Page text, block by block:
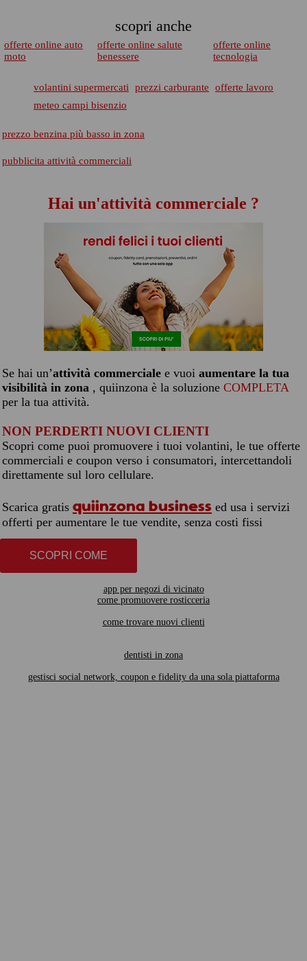
scopri anche
offerte online auto
moto
offerte online salute
benessere
offerte online
tecnologia
volantini supermercati prezzi carburante
offerte lavoro
meteo campi bisenzio
prezzo benzina più basso in zona
pubblicita attività commerciali
Hai un'attività commerciale ?
Se hai un’attività commerciale e vuoi aumentare la tua
visibilità in zona , quiinzona è la soluzione COMPLETA
per la tua attività.
NON PERDERTI NUOVI CLIENTI
Scopri come puoi promuovere i tuoi volantini, le tue offerte
commerciali e coupon verso i consumatori, intercettandoli
direttamente sul loro cellulare.
Scarica gratis quiinzona business ed usa i servizi
offerti per aumentare le tue vendite, senza costi fissi
SCOPRI COME
app per negozi di vicinato
come promuovere rosticceria
come trovare nuovi clienti
dentisti in zona
gestisci social network, coupon e fidelity da una sola piattaforma